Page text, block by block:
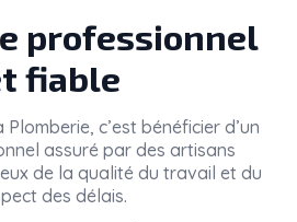
professionnel
fiable
Plomberie, c’est bénéficier d’un
assuré par des artisans
de la qualité du travail et du
des délais.